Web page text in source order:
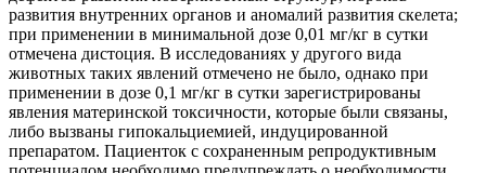
развития внутренних органов и аномалий развития скелета;
при применении в минимальной дозе 0,01 мг/кг в сутки
отмечена дистоция. В исследованиях у другого вида
животных таких явлений отмечено не было, однако при
применении в дозе 0,1 мг/кг в сутки зарегистрированы
явления материнской токсичности, которые были связаны,
либо вызваны гипокальциемией, индуцированной
препаратом. Пациенток с сохраненным репродуктивным